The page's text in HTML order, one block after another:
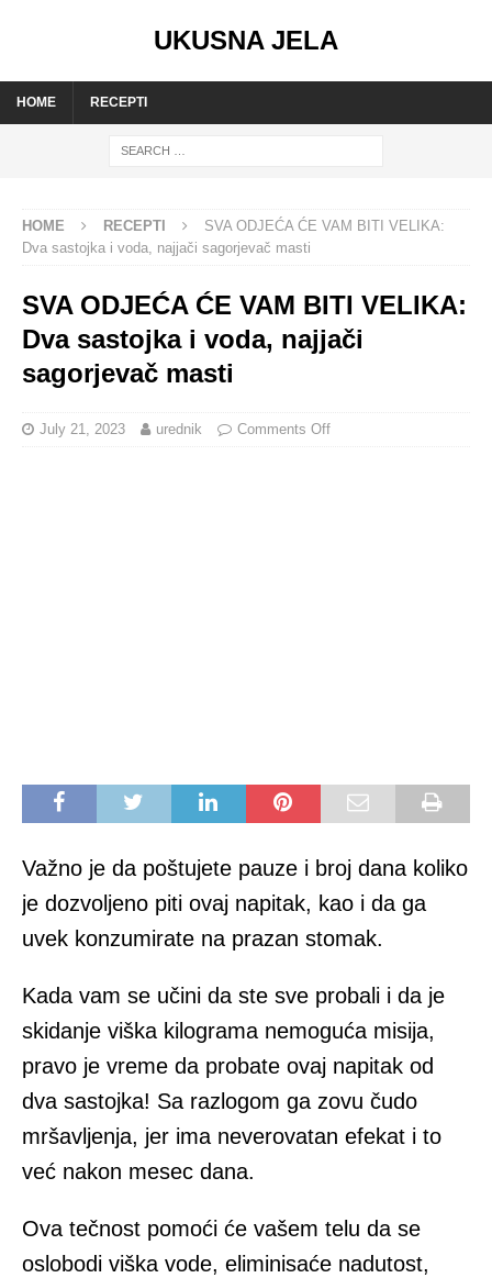
UKUSNA JELA
HOME RECEPTI
HOME RECEPTI
SVA ODJEĆA ĆE VAM BITI VELIKA:
Dva sastojka i voda, najjači sagorjevač masti
SVA ODJEĆA ĆE VAM BITI VELIKA:
Dva sastojka i voda, najjači
sagorjevač masti
July 21, 2023 urednik Comments Off
Važno je da poštujete pauze i broj dana koliko
je dozvoljeno piti ovaj napitak, kao i da ga
uvek konzumirate na prazan stomak.
Kada vam se učini da ste sve probali i da je
skidanje viška kilograma nemoguća misija,
pravo je vreme da probate ovaj napitak od
dva sastojka! Sa razlogom ga zovu čudo
mršavljenja, jer ima neverovatan efekat i to
već nakon mesec dana.
Ova tečnost pomoći će vašem telu da se
oslobodi viška vode, eliminisaće nadutost,